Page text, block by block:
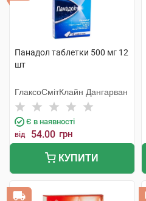
Панадол таблетки 500 мг 12
шт
ГлаксоСмітКлайн Дангарван
Є в наявності
від 54.00 грн
КУПИТИ